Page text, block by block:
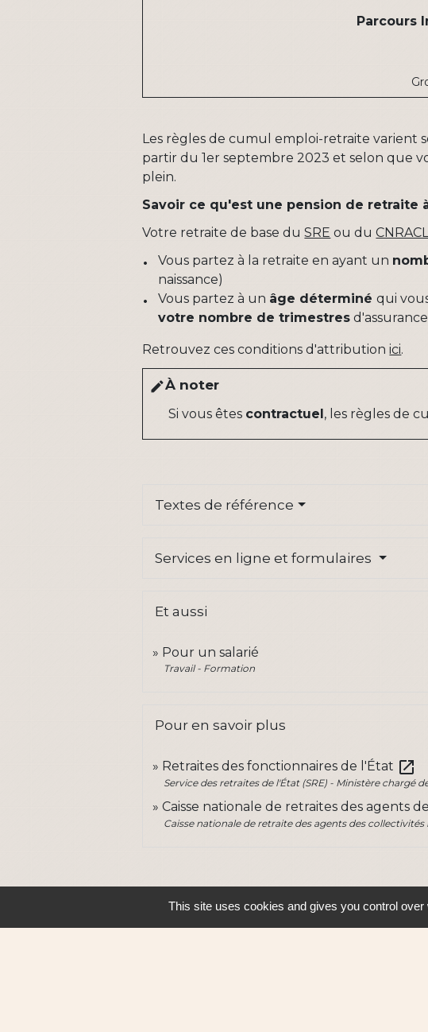
Parcours
Les règles de cumul emploi-retraite varient
partir du 1er septembre 2023 et selon que
plein.
Savoir ce qu'est une pension de retraite
Votre retraite de base duSRE ou du
Vous partez à la retraite en ayant un
naissance)
Vous partez à un âge déterminéqui
votre nombre de trimestres
Retrouvez ces conditions d'attributionici.
editÀ noter
Si vous êtes contractuel , les règles de
Textes de référence
Services en ligne et formulaires
Et aussi
Pour un salarié
Travail - Formation
Pour en savoir plus
Retraites des fonctionnaires de l'État open_in_new
Service des retraites de l'État (SRE) - Ministère chargé
Caisse nationale de retraites des agents
Caisse nationale de retraite des agents des collectivités
This site uses cookies and gives you control